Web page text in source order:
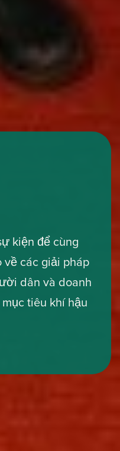
kiện để cùng
về các giải pháp
dân và doanh
tiêu khí hậu